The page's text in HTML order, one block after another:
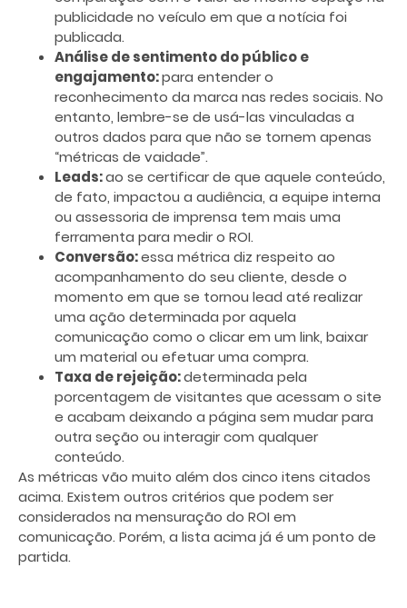
publicidade no veículo em que a notícia foi
publicada.
Análise de sentimento do público e
engajamento:para entender o
reconhecimento da marca nas redes sociais. No
entanto, lembre-se de usá-las vinculadas a
outros dados para que não se tornem apenas
“métricas de vaidade”.
Leads:ao se certificar de que aquele conteúdo,
de fato, impactou a audiência, a equipe interna
ou assessoria de imprensa tem mais uma
ferramenta para medir o ROI.
Conversão:essa métrica diz respeito ao
acompanhamento do seu cliente, desde o
momento em que se tornou lead até realizar
uma ação determinada por aquela
comunicação como o clicar em um link, baixar
um material ou efetuar uma compra.
Taxa de rejeição:determinada pela
porcentagem de visitantes que acessam o site
e acabam deixando a página sem mudar para
outra seção ou interagir com qualquer
conteúdo.
As métricas vão muito além dos cinco itens citados
acima. Existem outros critérios que podem ser
considerados na mensuração do ROI em
comunicação. Porém, a lista acima já é um ponto de
partida.